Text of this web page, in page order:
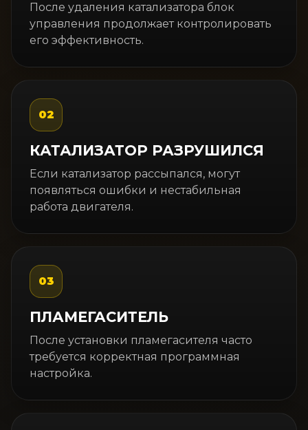
После удаления катализатора блок
управления продолжает контролировать
его эффективность.
02
КАТАЛИЗАТОР РАЗРУШИЛСЯ
Если катализатор рассыпался, могут
появляться ошибки и нестабильная
работа двигателя.
03
ПЛАМЕГАСИТЕЛЬ
После установки пламегасителя часто
требуется корректная программная
настройка.